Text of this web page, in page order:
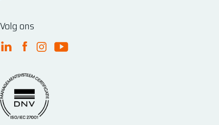
Volg ons
FME Linkedin
FME Facebook
FME Instagram
FME Youtube